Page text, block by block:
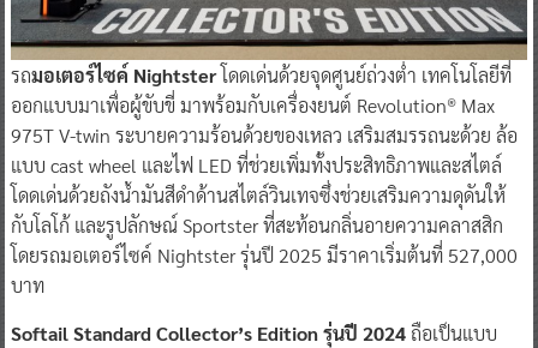
รถมอเตอร์ไซค์ Nightsterโดดเด่นด้วยจุดศูนย์ถ่วงต่ำ เทคโนโลยีที่
ออกแบบมาเพื่อผู้ขับขี่ มาพร้อมกับเครื่องยนต์ Revolution® Max
975T V-twin ระบายความร้อนด้วยของเหลว เสริมสมรรถนะด้วย ล้อ
แบบ cast wheel และไฟ LED ที่ช่วยเพิ่มทั้งประสิทธิภาพและสไตล์
โดดเด่นด้วยถังน้ำมันสีดำด้านสไตล์วินเทจซึ่งช่วยเสริมความดุดันให้
กับโลโก้ และรูปลักษณ์ Sportster ที่สะท้อนกลิ่นอายความคลาสสิก
โดยรถมอเตอร์ไซค์ Nightster รุ่นปี 2025 มีราคาเริ่มต้นที่ 527,000
บาท
Softail Standard Collector’s Edition รุ่นปี 2024ถือเป็นแบบ